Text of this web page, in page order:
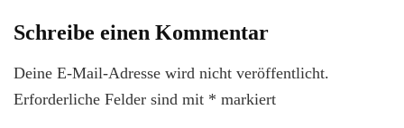
Schreibe einen Kommentar
Deine E-Mail-Adresse wird nicht veröffentlicht.
Erforderliche Felder sind mit * markiert